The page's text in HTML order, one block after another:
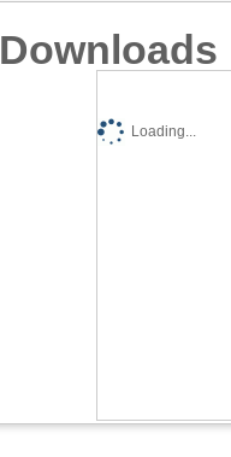
Downloads
Loading...